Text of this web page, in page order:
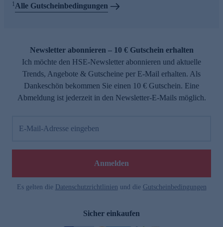
1Alle Gutscheinbedingungen
Newsletter abonnieren – 10 € Gutschein erhalten
Ich möchte den HSE-Newsletter abonnieren und aktuelle
Trends, Angebote & Gutscheine per E-Mail erhalten. Als
Dankeschön bekommen Sie einen 10 € Gutschein. Eine
Abmeldung ist jederzeit in den Newsletter-E-Mails möglich.
E-Mail-Adresse eingeben
Anmelden
Es gelten die Datenschutzrichtlinien und die Gutscheinbedingungen
Sicher einkaufen